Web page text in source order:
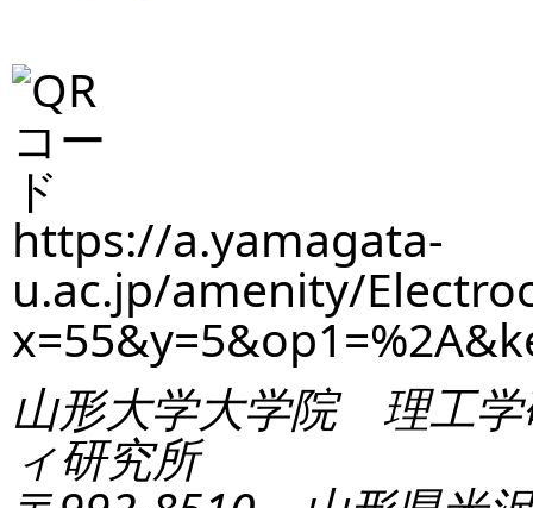
https://a.yamagata-
u.ac.jp/amenity/
山形大学大学院 理工学
ィ研究所